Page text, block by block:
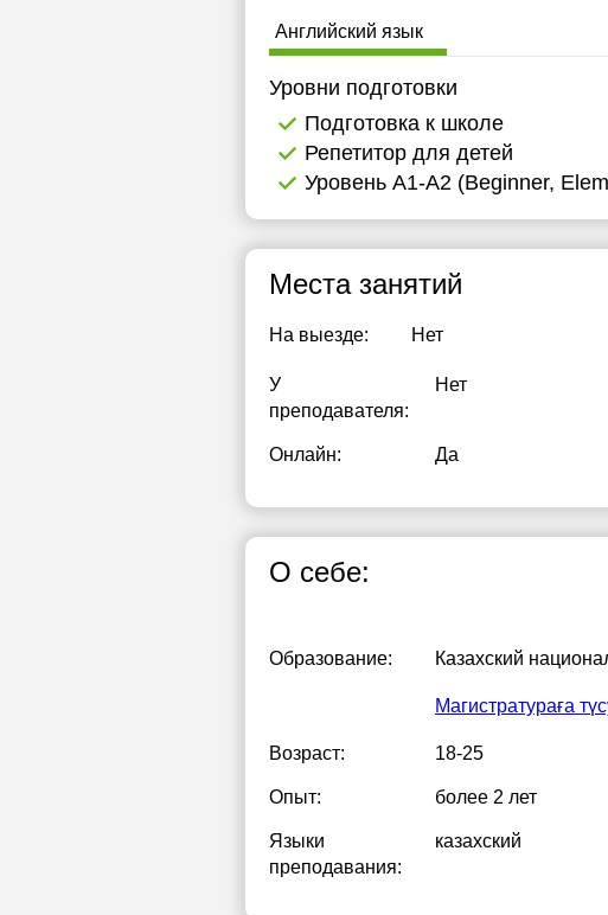
Английский язык
Уровни подготовки
Подготовка к школе
Репетитор для детей
Уровень А1-А2 (Beginner,
Места занятий
На выезде: Нет
У
преподавателя:
Нет
Онлайн: Да
О себе:
Образование: Казахский
Магистратураға
Возраст: 18-25
Опыт: более 2 лет
Языки
преподавания:
казахский
20:00